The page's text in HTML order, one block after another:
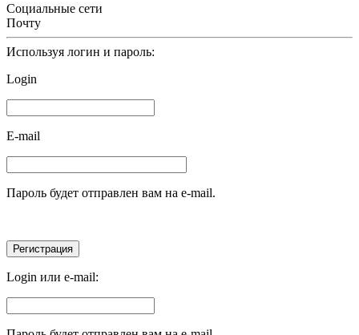
Социальные сети
Почту
Используя логин и пароль:
Login
E-mail
Пароль будет отправлен вам на e-mail.
Login или e-mail: